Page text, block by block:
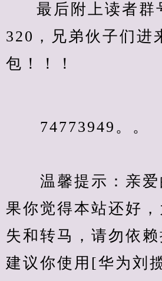
最后附上读者群
320，兄弟伙子们进
包！！！
74773949。。
温馨提示：亲爱
果你觉得本站还好
失和转马，请勿依赖
建议你使用[华为刘